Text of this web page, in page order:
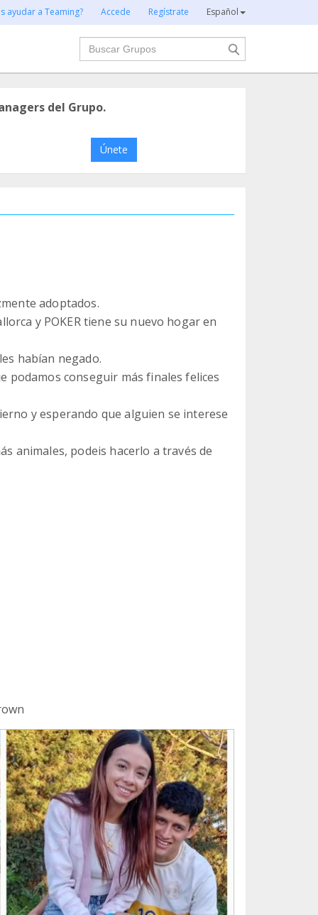
ayudar a Teaming? Accede Regístrate Español
Buscar
del Grupo.
Únete
adoptados.
y POKER tiene su nuevo hogar en
habían negado.
podamos conseguir más finales felices
y esperando que alguien se interese
animales, podeis hacerlo a través de